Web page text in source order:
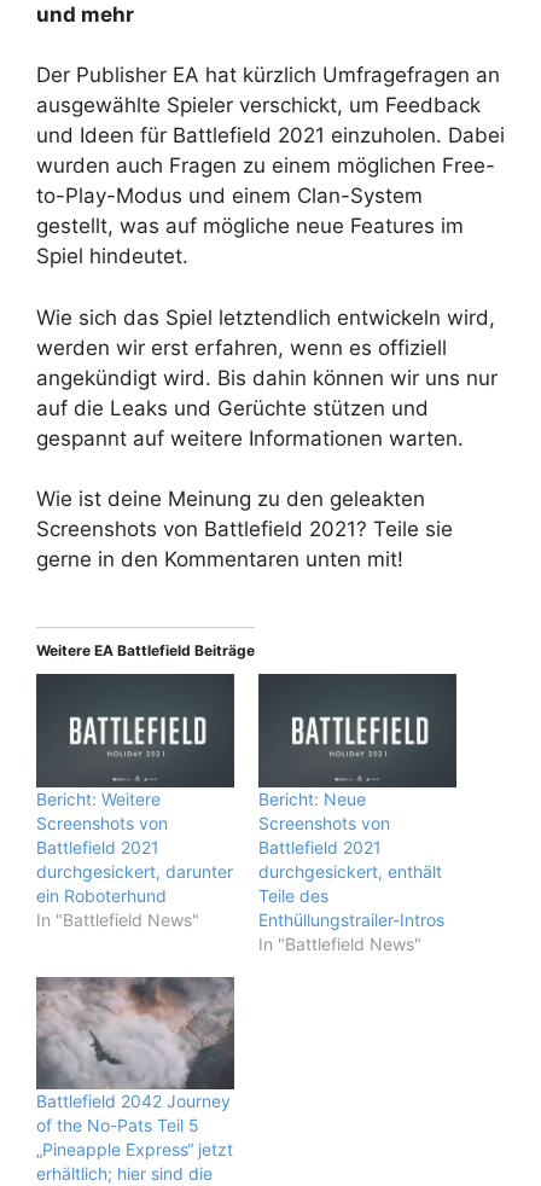
und mehr
Der Publisher EA hat kürzlich Umfragefragen an
ausgewählte Spieler verschickt, um Feedback
und Ideen für Battlefield 2021 einzuholen. Dabei
wurden auch Fragen zu einem möglichen Free-
to-Play-Modus und einem Clan-System
gestellt, was auf mögliche neue Features im
Spiel hindeutet.
Wie sich das Spiel letztendlich entwickeln wird,
werden wir erst erfahren, wenn es offiziell
angekündigt wird. Bis dahin können wir uns nur
auf die Leaks und Gerüchte stützen und
gespannt auf weitere Informationen warten.
Wie ist deine Meinung zu den geleakten
Screenshots von Battlefield 2021? Teile sie
gerne in den Kommentaren unten mit!
Weitere EA Battlefield Beiträge
Bericht: Weitere
Screenshots von
Battlefield 2021
durchgesickert, darunter
ein Roboterhund
In "Battlefield News"
Bericht: Neue
Screenshots von
Battlefield 2021
durchgesickert, enthält
Teile des
Enthüllungstrailer-Intros
In "Battlefield News"
Battlefield 2042 Journey
of the No-Pats Teil 5
„Pineapple Express“ jetzt
erhältlich; hier sind die